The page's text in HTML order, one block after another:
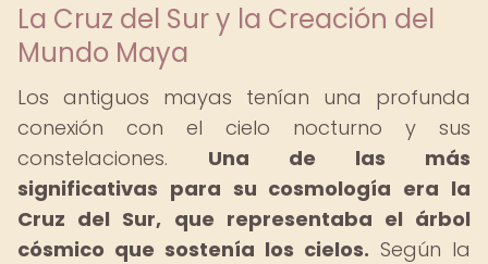
La Cruz del Sur y la Creación del
Mundo Maya
Los antiguos mayas tenían una profunda
conexión con el cielo nocturno y sus
constelaciones. Una de las más
significativas para su cosmología era la
Cruz del Sur, que representaba el árbol
cósmico que sostenía los cielos. Según la